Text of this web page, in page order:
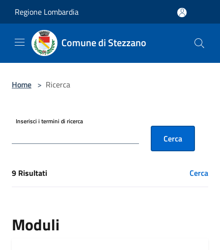
Regione Lombardia
Comune di Stezzano
Home > Ricerca
Inserisci i termini di ricerca
Cerca
[results] Risultati
9 Risultati Cerca
Moduli